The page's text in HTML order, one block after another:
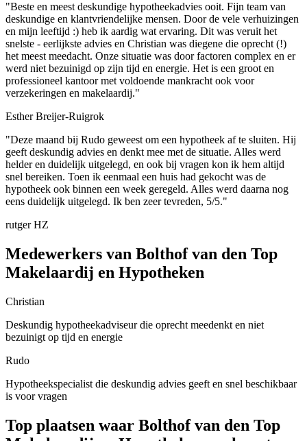
"Beste en meest deskundige hypotheekadvies ooit. Fijn team van
deskundige en klantvriendelijke mensen. Door de vele verhuizingen
en mijn leeftijd :) heb ik aardig wat ervaring. Dit was veruit het
snelste - eerlijkste advies en Christian was diegene die oprecht (!)
het meest meedacht. Onze situatie was door factoren complex en er
werd niet bezuinigd op zijn tijd en energie. Het is een groot en
professioneel kantoor met voldoende mankracht ook voor
verzekeringen en makelaardij."
Esther Breijer-Ruigrok
"Deze maand bij Rudo geweest om een hypotheek af te sluiten. Hij
geeft deskundig advies en denkt mee met de situatie. Alles werd
helder en duidelijk uitgelegd, en ook bij vragen kon ik hem altijd
snel bereiken. Toen ik eenmaal een huis had gekocht was de
hypotheek ook binnen een week geregeld. Alles werd daarna nog
eens duidelijk uitgelegd. Ik ben zeer tevreden, 5/5."
rutger HZ
Medewerkers van Bolthof van den Top
Makelaardij en Hypotheken
Christian
Deskundig hypotheekadviseur die oprecht meedenkt en niet
bezuinigt op tijd en energie
Rudo
Hypotheekspecialist die deskundig advies geeft en snel beschikbaar
is voor vragen
Top plaatsen waar Bolthof van den Top